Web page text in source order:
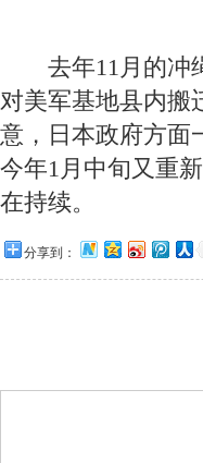
去年11月的冲绳
对美军基地县内搬
意，日本政府方面
今年1月中旬又重
在持续。
分享到：